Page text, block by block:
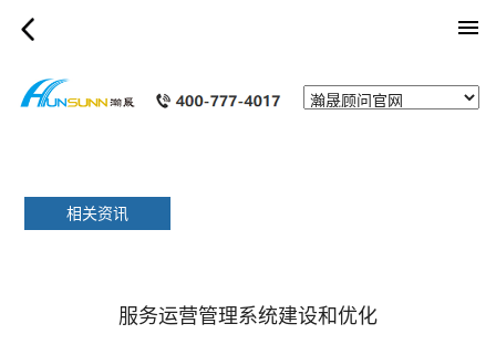
相关资讯
服务运营管理系统建设和优化